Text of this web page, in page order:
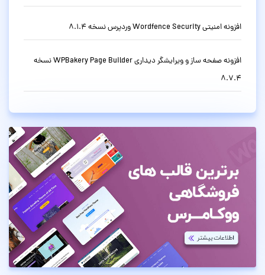
افزونه امنیتی Wordfence Security وردپرس نسخه 8.1.4
افزونه صفحه ساز و ویرایشگر دیداری WPBakery Page Builder نسخه
8.7.4